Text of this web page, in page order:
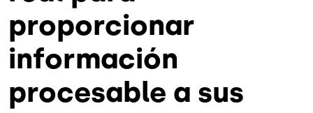
proporcionar
información
procesable a sus